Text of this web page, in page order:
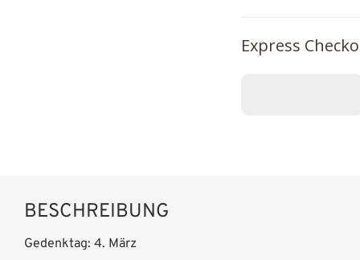
Express
BESCHREIBUNG
Gedenktag: 4. März